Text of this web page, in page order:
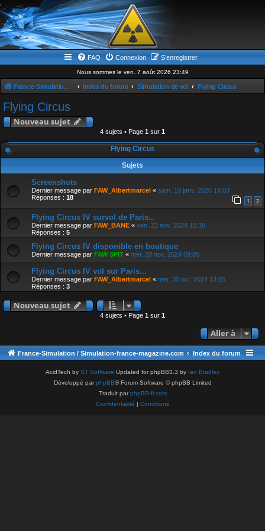
FAQ Connexion S’enregistrer
Nous sommes le ven. 7 août 2026 23:49
France-Simulation / Simulation-france-magazine.com Index du forum Simulation de vol Flying Circus
Flying Circus
Nouveau sujet
4 sujets • Page 1 sur 1
Flying Circus
Sujets
Screenshots
Dernier message par FAW_Albertmarcel « sam. 10 janv. 2026 14:03
Réponses : 18 1 2
Flying Circus IV survol de Paris...
Dernier message par FAW_BANE « ven. 22 nov. 2024 15:38
Réponses : 5
Flying Circus IV disponible en boutique
Dernier message par FAW SPIT « mer. 20 nov. 2024 09:05
Flying Circus IV vol sur Paris...
Dernier message par FAW_Albertmarcel « mer. 30 oct. 2024 13:15
Réponses : 3
Nouveau sujet
4 sujets • Page 1 sur 1
Aller à
France-Simulation / Simulation-france-magazine.com Index du forum
AcidTech by ST Software Updated for phpBB3.3 by Ian Bradley
Développé parphpBB® Forum Software © phpBB Limited
Traduit parphpBB-fr.com
Confidentialité | Conditions